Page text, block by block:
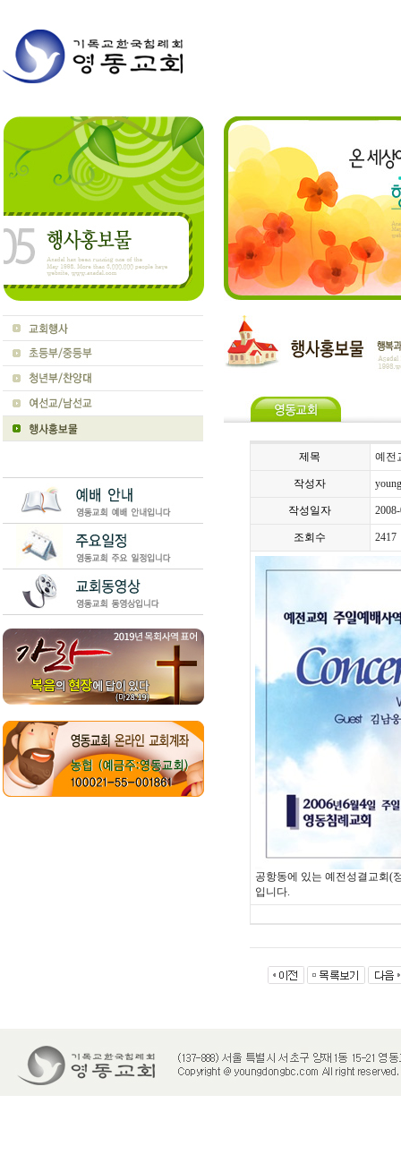
제목 예전
작성자
작성일자
조회수 2417
공항동에 있는 예전성결교회(
입니다.